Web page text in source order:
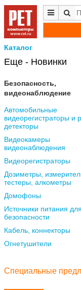
Каталог
Еще - Новинки
Безопасность,
видеонаблюдение
Автомобильные
видеорегистраторы и
детекторы
Видеокамеры
видеонаблюдения
Видеорегистраторы
Дозиметры,
тестеры, алкометры
Домофоны
Источники питания
безопасности
Кабель, коннекторы
Огнетушители
Специальные